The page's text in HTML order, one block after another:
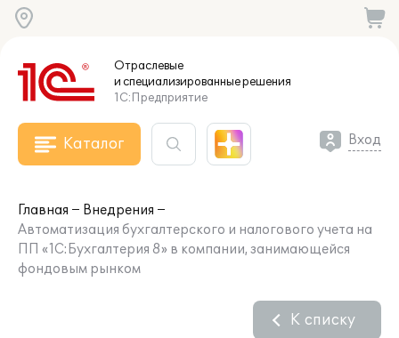
Отраслевые
и специализированныерешения
1С:Предприятие
Каталог Вход
Главная
Внедрения
Автоматизация бухгалтерского и налогового учета на
ПП «1С:Бухгалтерия 8» в компании, занимающейся
фондовым рынком
К списку